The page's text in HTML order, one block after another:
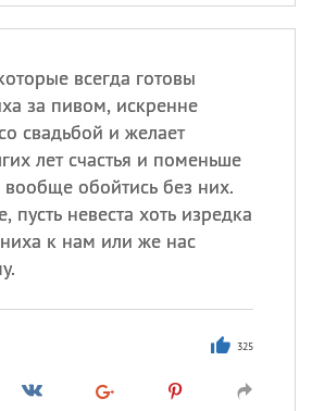
всегда готовы
за пивом, искренне
свадьбой и желает
лет счастья и поменьше
обойтись без них.
пусть невеста хоть изредка
к нам или же нас
325